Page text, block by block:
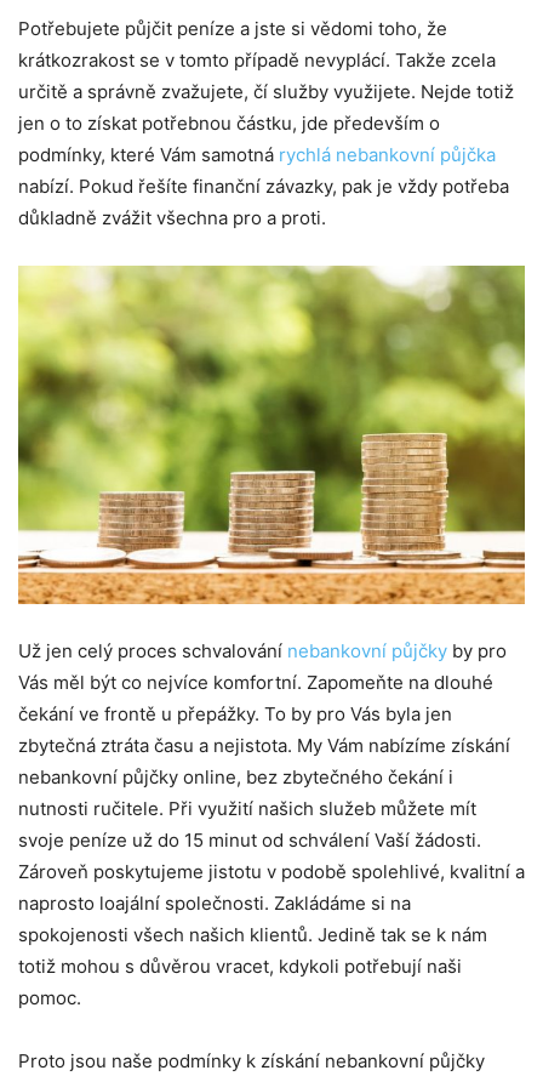
Potřebujete půjčit peníze a jste si vědomi toho, že
krátkozrakost se v tomto případě nevyplácí. Takže zcela
určitě a správně zvažujete, čí služby využijete. Nejde totiž
jen o to získat potřebnou částku, jde především o
podmínky, které Vám samotná rychlá nebankovní půjčka
nabízí. Pokud řešíte finanční závazky, pak je vždy potřeba
důkladně zvážit všechna pro a proti.
Už jen celý proces schvalování nebankovní půjčky by pro
Vás měl být co nejvíce komfortní. Zapomeňte na dlouhé
čekání ve frontě u přepážky. To by pro Vás byla jen
zbytečná ztráta času a nejistota. My Vám nabízíme získání
nebankovní půjčky online, bez zbytečného čekání i
nutnosti ručitele. Při využití našich služeb můžete mít
svoje peníze už do 15 minut od schválení Vaší žádosti.
Zároveň poskytujeme jistotu v podobě spolehlivé, kvalitní a
naprosto loajální společnosti. Zakládáme si na
spokojenosti všech našich klientů. Jedině tak se k nám
totiž mohou s důvěrou vracet, kdykoli potřebují naši
pomoc.
Proto jsou naše podmínky k získání nebankovní půjčky